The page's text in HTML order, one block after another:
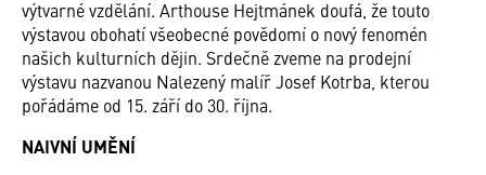
výtvarné vzdělání. Arthouse Hejtmánek doufá, že touto
výstavou obohatí všeobecné povědomí o nový fenomén
našich kulturních dějin. Srdečně zveme na prodejní
výstavu nazvanou Nalezený malíř Josef Kotrba, kterou
pořádáme od 15. září do 30. října.
NAIVNÍ UMĚNÍ